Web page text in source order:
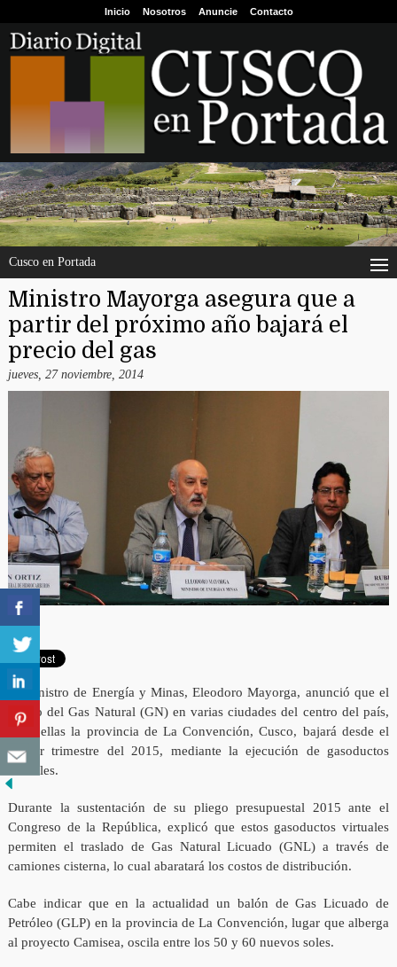
Inicio Nosotros Anuncie Contacto
Cusco en Portada
Ministro Mayorga asegura que a
partir del próximo año bajará el
precio del gas
jueves, 27 noviembre, 2014
El ministro de Energía y Minas, Eleodoro Mayorga, anunció que el
precio del Gas Natural (GN) en varias ciudades del centro del país,
entre ellas la provincia de La Convención, Cusco, bajará desde el
primer trimestre del 2015, mediante la ejecución de gasoductos
virtuales.
Durante la sustentación de su pliego presupuestal 2015 ante el
Congreso de la República, explicó que estos gasoductos virtuales
permiten el traslado de Gas Natural Licuado (GNL) a través de
camiones cisterna, lo cual abaratará los costos de distribución.
Cabe indicar que en la actualidad un balón de Gas Licuado de
Petróleo (GLP) en la provincia de La Convención, lugar que alberga
al proyecto Camisea, oscila entre los 50 y 60 nuevos soles.